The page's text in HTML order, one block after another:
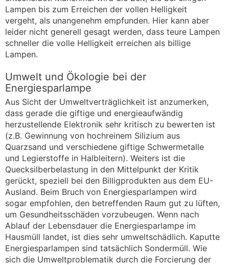
Lampen bis zum Erreichen der vollen Helligkeit
vergeht, als unangenehm empfunden. Hier kann aber
leider nicht generell gesagt werden, dass teure Lampen
schneller die volle Helligkeit erreichen als billige
Lampen.
Umwelt und Ökologie bei der
Energiesparlampe
Aus Sicht der Umweltverträglichkeit ist anzumerken,
dass gerade die giftige und energieaufwändig
herzustellende Elektronik sehr kritisch zu bewerten ist
(z.B. Gewinnung von hochreinem Silizium aus
Quarzsand und verschiedene giftige Schwermetalle
und Legierstoffe in Halbleitern). Weiters ist die
Quecksilberbelastung in den Mittelpunkt der Kritik
gerückt, speziell bei den Billigprodukten aus dem EU-
Ausland. Beim Bruch von Energiesparlampen wird
sogar empfohlen, den betreffenden Raum gut zu lüften,
um Gesundheitsschäden vorzubeugen. Wenn nach
Ablauf der Lebensdauer die Energiesparlampe im
Hausmüll landet, ist dies sehr umweltschädlich. Kaputte
Energiesparlampen sind tatsächlich Sondermüll. Wie
sich die Umweltproblematik durch die Forcierung der